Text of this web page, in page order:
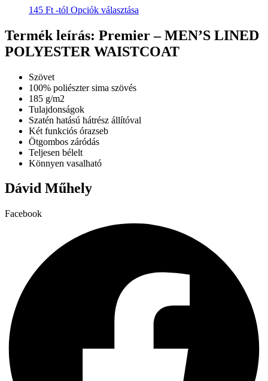
A
a
termékoldalon
választhatók
145 Ft -tól Opciók választása
terméknek
több
variációja
választhatók
Termék leírás: Premier – MEN’S LINED
POLYESTER WAISTCOAT
Szövet
100% poliészter sima szövés
185 g/m2
Tulajdonságok
Szatén hatású hátrész állítóval
Két funkciós órazseb
Ötgombos záródás
Teljesen bélelt
Könnyen vasalható
Dávid Műhely
Facebook